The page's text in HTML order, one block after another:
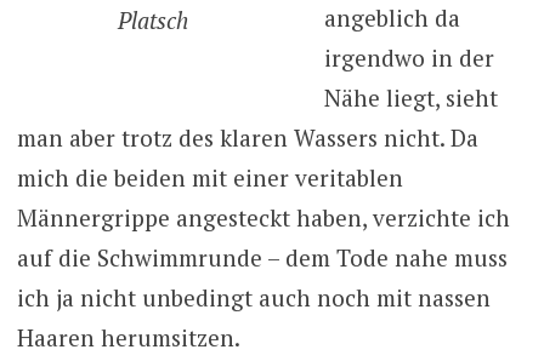
Platsch
angeblich da
irgendwo in der
Nähe liegt, sieht
man aber trotz des klaren Wassers nicht. Da
mich die beiden mit einer veritablen
Männergrippe angesteckt haben, verzichte ich
auf die Schwimmrunde – dem Tode nahe muss
ich ja nicht unbedingt auch noch mit nassen
Haaren herumsitzen.